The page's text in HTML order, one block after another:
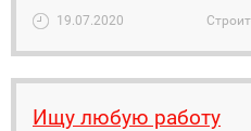
19.07.2020
Ищу любую работу